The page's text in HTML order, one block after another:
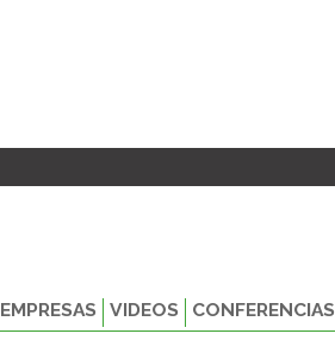
EMPRESAS VIDEOS CONFERENCIAS